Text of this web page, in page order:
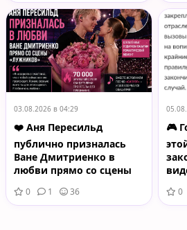
03.08.2026 в 04:29
❤️ Аня Пересильд
публично призналась
Ване Дмитриенко в
любви прямо со сцены
0 1 36
🎮
0